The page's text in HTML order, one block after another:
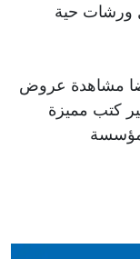
ورشات حية
مشاهدة عروض
كتب مميزة
مؤسسة